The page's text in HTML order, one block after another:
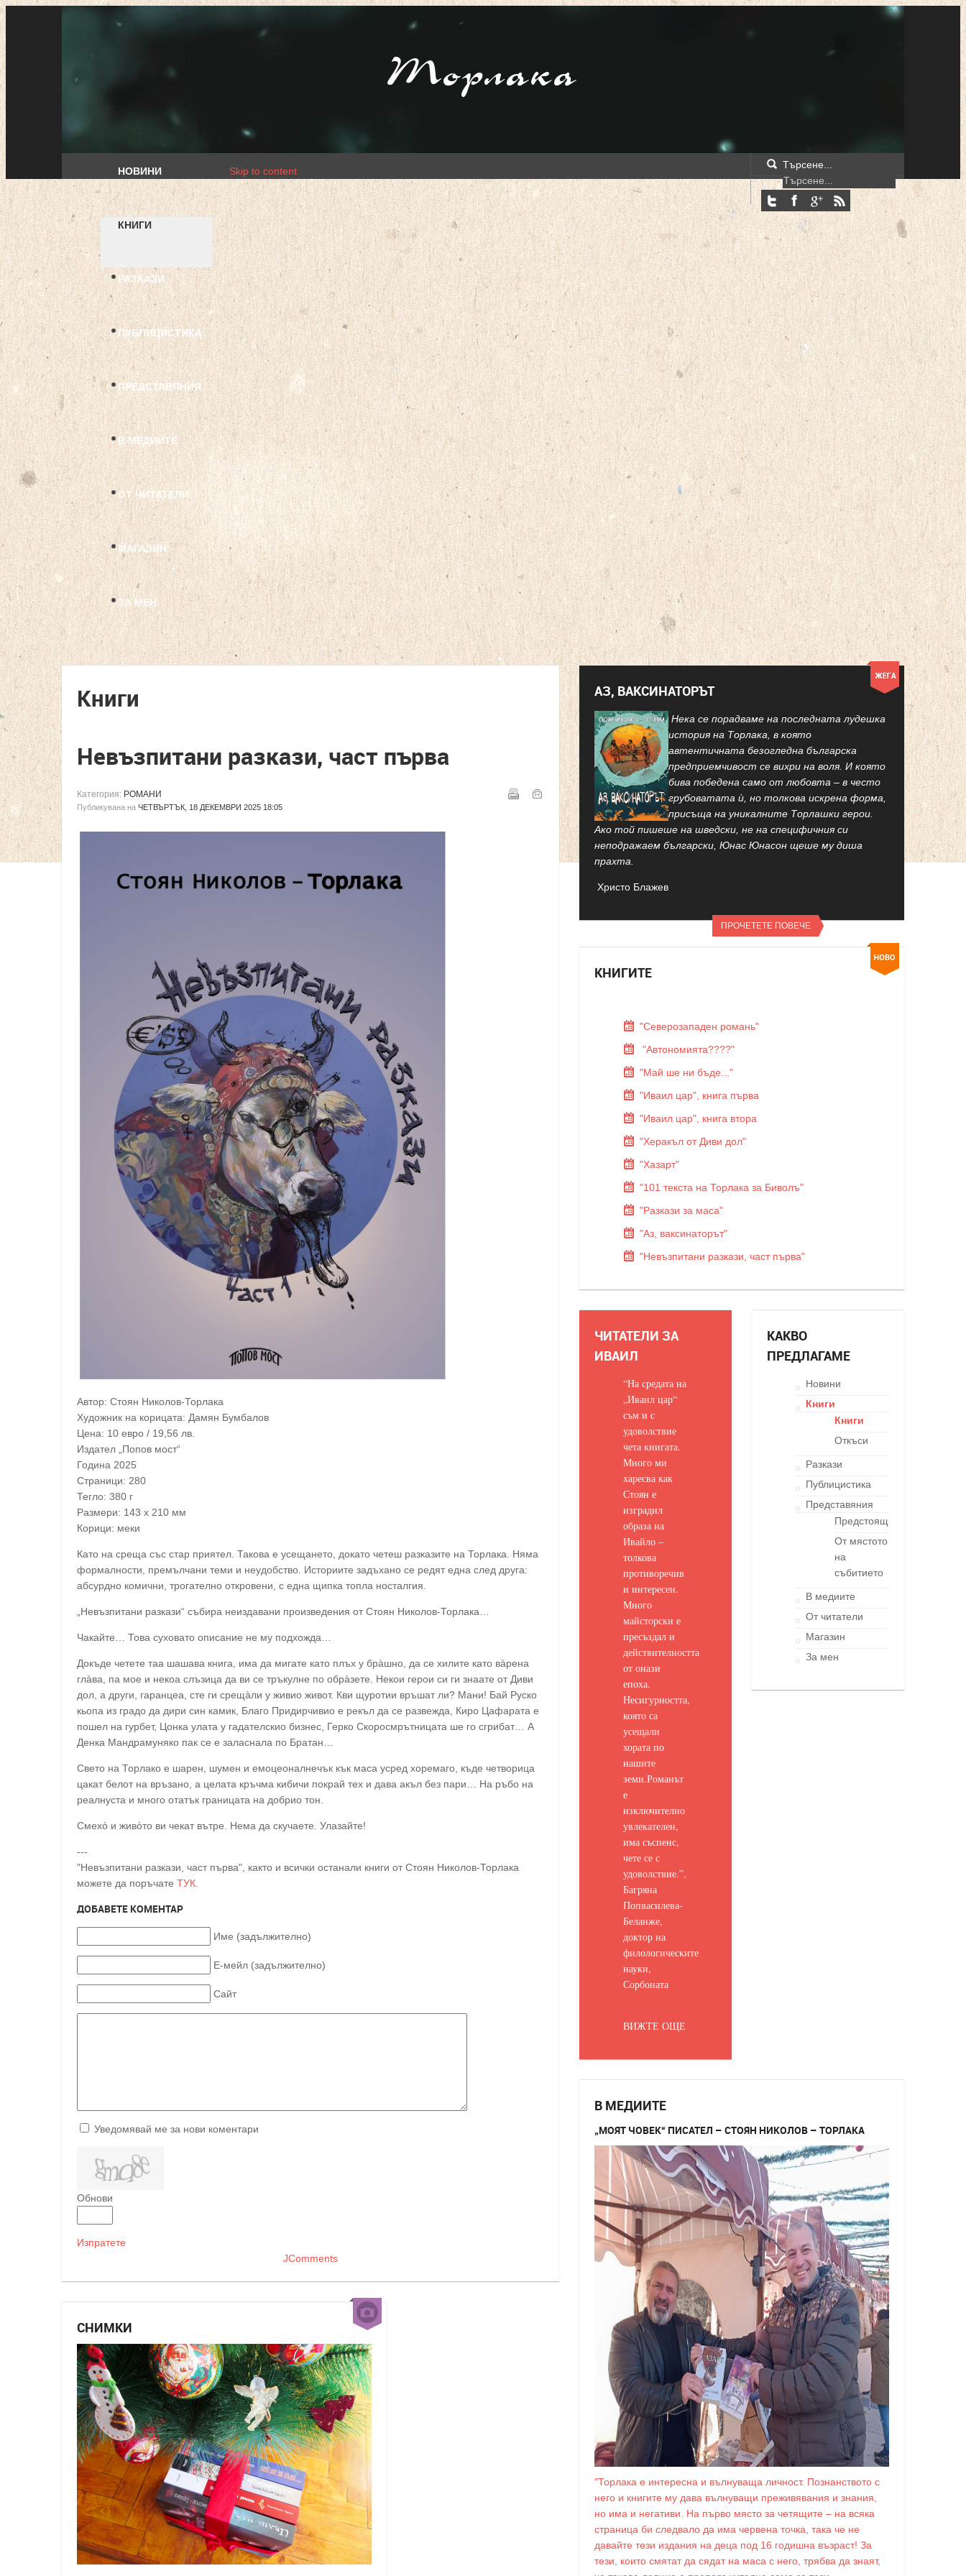
Торлака
НОВИНИ
КНИГИ
РАЗКАЗИ
ПУБЛИЦИСТИКА
ПРЕДСТАВЯНИЯ
В МЕДИИТЕ
ОТ ЧИТАТЕЛИ
МАГАЗИН
ЗА МЕН
Търсене...
Skip to content
Книги
Невъзпитани разкази, част първа
Категория: РОМАНИ
Публикувана на ЧЕТВЪРТЪК, 18 ДЕКЕМВРИ 2025 18:05
Автор: Стоян Николов-Торлака
Художник на корицата: Дамян Бумбалов
Цена: 10 евро / 19,56 лв.
Издател „Попов мост“
Година 2025
Страници: 280
Тегло: 380 г
Размери: 143 x 210 мм
Корици: меки
Като на среща със стар приятел. Такова е усещането, докато четеш разказите на Торлака. Няма
формалности, премълчани теми и неудобство. Историите задъхано се редят една след друга:
абсурдно комични, трогателно откровени, с една щипка топла носталгия.
„Невъзпитани разкази“ събира неиздавани произведения от Стоян Николов-Торлака…
Чакайте… Това суховато описание не му подхожда…
Докъде четете таа шашава книга, има да мигате като плъх у брàшно, да се хилите като вàрена
глàва, па мое и некоа слъзица да ви се тръкулне по обрàзете. Некои герои си ги знаате от Диви
дол, а други, гаранцеа, сте ги срещàли у живио живот. Кви щуротии връшат ли? Мани! Бай Руско
кьопа из градо да дири син камик, Благо Придирчивио е рекъл да се развежда, Киро Цафарата е
пошел на гурбет, Цонка улата у гадателскио бизнес, Герко Скоросмрътницата ше го сгрибат… А
Денка Мандрамуняко пак се е заласнала по Братан…
Свето на Торлако е шарен, шумен и емоцеоналнечък кък маса усред хоремаго, къде четворица
цакат белот на връзано, а целата кръчма кибичи покрай тех и дава акъл без пари… На ръбо на
реалнуста и много отатък границата на добрио тон.
Смехò и живòтo ви чекат вътре. Нема да скучаете. Улазайте!
---
"Невъзпитани разкази, част първа", както и всички останали книги от Стоян Николов-Торлака
можете да поръчате ТУК
ДОБАВЕТЕ КОМЕНТАР
Име (задължително)
Е-мейл (задължително)
Сайт
Уведомявай ме за нови коментари
Обнови
Изпратете
JComments
АЗ, ВАКСИНАТОРЪТ
Нека се порадваме на последната лудешка
история на Торлака, в която
автентичната безогледна българска
предприемчивост се вихри на воля. И която
бива победена само от любовта – в често
грубоватата ѝ, но толкова искрена форма,
присъща на уникалните Торлашки герои.
Ако той пишеше на шведски, не на специфичния си
неподражаем български, Юнас Юнасон щеше му диша
прахта.
Христо Блажев
ПРОЧЕТЕТЕ ПОВЕЧЕ
КНИГИТЕ
"Северозападен романь"
"Автономията????"
"Май ше ни бъде..."
"Иваил цар", книга първа
"Иваил цар", книга втора
"Херакъл от Диви дол"
"Хазарт"
"101 текста на Торлака за Биволъ"
"Разкази за маса"
"Аз, ваксинаторът"
"Невъзпитани разкази, част първа"
ЧИТАТЕЛИ ЗА
ИВАИЛ
“На средата на
„Иваил цар“
съм и с
удоволствие
чета книгата.
Много ми
харесва как
Стоян е
изградил
образа на
Ивайло –
толкова
противоречив
и интересен.
Много
майсторски е
пресъздал и
действителността
от онази
епоха.
Несигурността,
която са
усещали
хората по
нашите
земи.Романът
е
изключително
увлекателен,
има съспенс,
чете се с
удоволствие.”,
Багряна
Попвасилева-
Беланже,
доктор на
филологическите
науки,
Сорбоната
ВИЖТЕ ОЩЕ
КАКВО
ПРЕДЛАГАМЕ
Новини
Книги
Книги
Откъси
Разкази
Публицистика
Представяния
Предстоящи
От мястото
на
събитието
В медиите
От читатели
Магазин
За мен
В МЕДИИТЕ
„МОЯТ ЧОВЕК“ ПИСАТЕЛ – СТОЯН НИКОЛОВ – ТОРЛАКА
"Торлака е интересна и вълнуваща личност. Познанството с
него и книгите му дава вълнуващи преживявания и знания,
но има и негативи. На първо място за четящите – на всяка
страница би следвало да има червена точка, така че не
давайте тези издания на деца под 16 годишна възраст! За
тези, които смятат да сядат на маса с него, трябва да знаят,
СНИМКИ